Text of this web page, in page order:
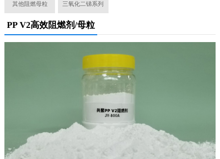
其他阻燃母粒 三氧化二锑系列
PP V2高效阻燃剂/母粒